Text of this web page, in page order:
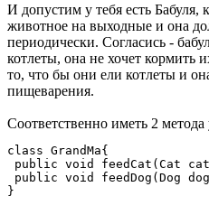
И допустим у тебя есть Бабуля,
животное на выходные и она
периодически. Согласись -
котлеты, она не хочет кормить
то, что бы они ели котлеты и
пищеварения.
Соответственно иметь 2 метода
class GrandMa{
public void feedCat(Cat
public void feedDog(Dog
}